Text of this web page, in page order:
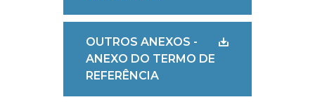
OUTROS ANEXOS -
ANEXO DO TERMO DE
REFERÊNCIA